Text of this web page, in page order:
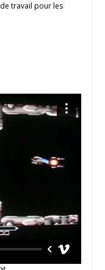
travail pour les